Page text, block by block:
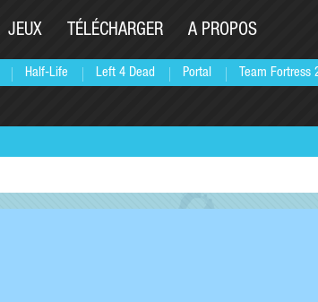
Half-Life Left 4 Dead Portal Team Fortress
JEUX TÉLÉCHARGER A PROPOS